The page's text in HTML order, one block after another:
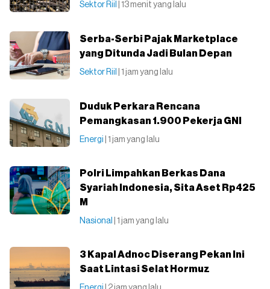
Sektor Riil | 13 menit yang lalu
Serba-Serbi Pajak Marketplace
yang Ditunda Jadi Bulan Depan
Sektor Riil | 1 jam yang lalu
Duduk Perkara Rencana
Pemangkasan 1.900 Pekerja GNI
Energi | 1 jam yang lalu
Polri Limpahkan Berkas Dana
Syariah Indonesia, Sita Aset Rp425
M
Nasional | 1 jam yang lalu
3 Kapal Adnoc Diserang Pekan Ini
Saat Lintasi Selat Hormuz